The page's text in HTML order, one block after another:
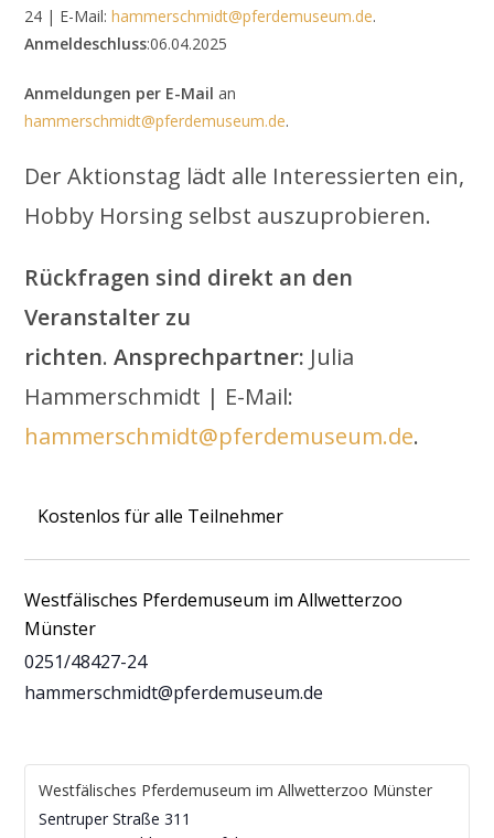
24 | E-Mail:hammerschmidt@pferdemuseum.de.
Anmeldeschluss:06.04.2025
Anmeldungen per E-Mail an
hammerschmidt@pferdemuseum.de.
Der Aktionstag lädt alle Interessierten ein,
Hobby Horsing selbst auszuprobieren.
Rückfragen sind direkt an den
Veranstalter zu
richten.Ansprechpartner: Julia
Hammerschmidt | E-Mail:
hammerschmidt@pferdemuseum.de.
Kostenlos für alle Teilnehmer
Westfälisches Pferdemuseum im Allwetterzoo
Münster
0251/48427-24
hammerschmidt@pferdemuseum.de
Westfälisches Pferdemuseum im Allwetterzoo Münster
Sentruper Straße 311